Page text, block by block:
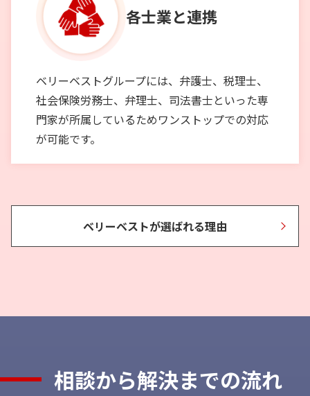
各士業と連携
ベリーベストグループには、弁護士、税理士、
社会保険労務士、弁理士、司法書士といった専
門家が所属しているためワンストップでの対応
が可能です。
ベリーベストが選ばれる理由
相談から解決までの流れ